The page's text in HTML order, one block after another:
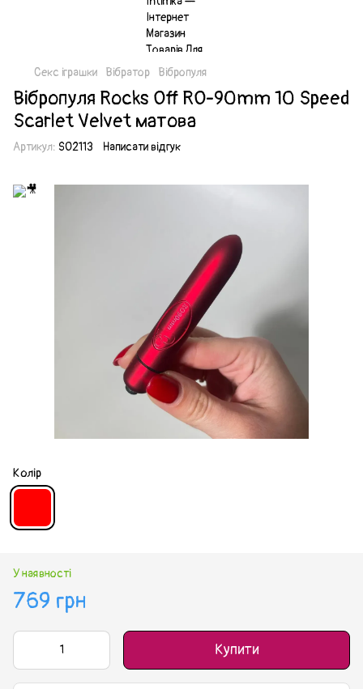
Секс іграшки Вібратор Вібропуля
Вібропуля Rocks Off RO-90mm 10 Speed
Scarlet Velvet матова
Артикул: SO2113 Написати відгук
Колір
У наявності
769 грн
Купити